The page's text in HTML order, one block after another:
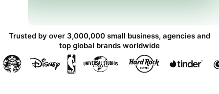
Trusted by over 3,000,000 small business, agencies and
top global brands worldwide